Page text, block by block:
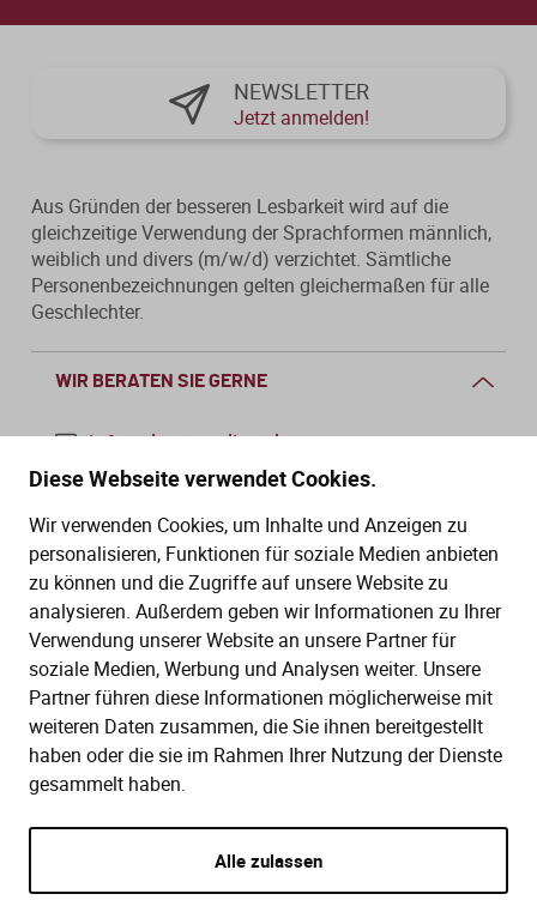
Diese Webseite verwendet Cookies.
Wir verwenden Cookies, um Inhalte und Anzeigen zu
personalisieren, Funktionen für soziale Medien anbieten
zu können und die Zugriffe auf unsere Website zu
analysieren. Außerdem geben wir Informationen zu Ihrer
Verwendung unserer Website an unsere Partner für
soziale Medien, Werbung und Analysen weiter. Unsere
Partner führen diese Informationen möglicherweise mit
weiteren Daten zusammen, die Sie ihnen bereitgestellt
haben oder die sie im Rahmen Ihrer Nutzung der Dienste
gesammelt haben.
Alle zulassen
Neuheiten
Neuheiten
Alle Produkte
Aktuelles Programm
WIR BERATEN SIE GERNE
info@dws-medien.de
Mo.–Do. 08:00–16:00 Uhr
Fr. 08:00–13:30 Uhr
SERVICE
Hilfe (FAQ)
Gesetze
Kontakt
KAUF UND BESTELLUNG
Versand und Lieferung
NEWSLETTER
Jetzt anmelden!
Aus Gründen der besseren Lesbarkeit wird auf die
gleichzeitige Verwendung der Sprachformen männlich,
weiblich und divers (m/w/d) verzichtet. Sämtliche
Personenbezeichnungen gelten gleichermaßen für alle
Geschlechter.